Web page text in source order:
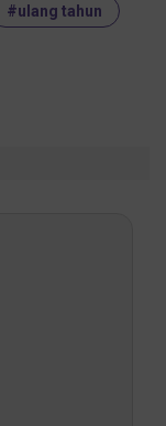
#ulang tahun